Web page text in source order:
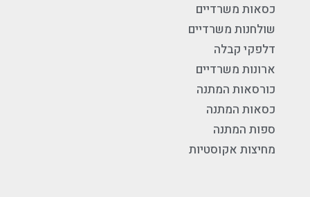
כסאות משרדיים
שולחנות משרדיים
דלפקי קבלה
ארונות משרדיים
כורסאות המתנה
כסאות המתנה
ספות המתנה
מחיצות אקוסטיות